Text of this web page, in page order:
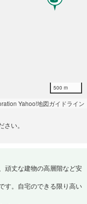
500 m
Yahoo!地図ガイドライン
い。
頑丈な建物の高層階など安
す。自宅のできる限り高い